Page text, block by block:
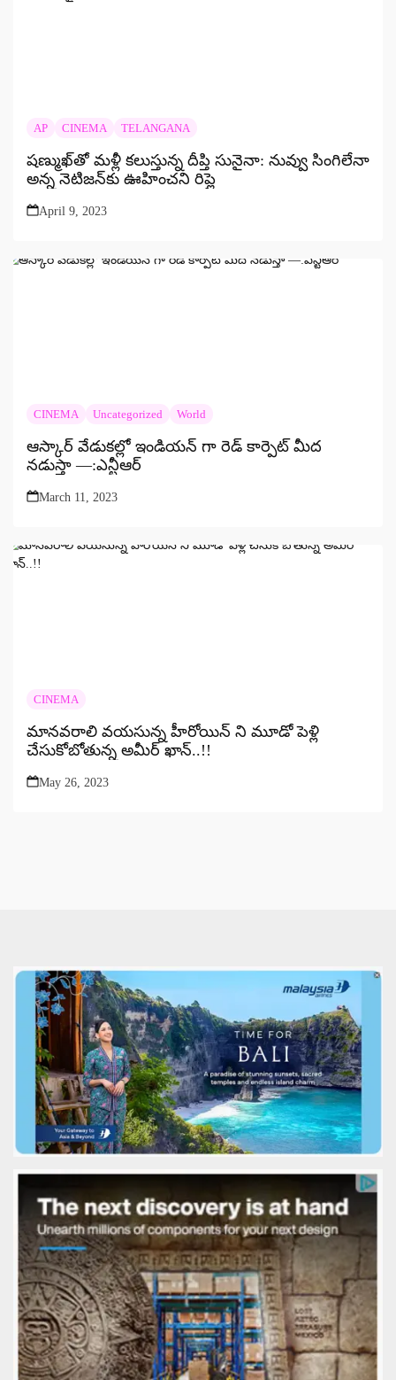
AP CINEMA TELANGANA
షణ్ముఖ్‌తో మళ్లీ కలుస్తున్న దీప్తి సునైనా: నువ్వు సింగిలేనా
అన్న నెటిజన్‌కు ఊహించని రిప్లై
April 9, 2023
CINEMA Uncategorized World
ఆస్కార్ వేడుకల్లో ఇండియన్ గా రెడ్ కార్పెట్ మీద
నడుస్తా —:ఎన్టీఆర్
March 11, 2023
CINEMA
మానవరాలి వయసున్న హీరోయిన్ ని మూడో పెళ్లి
చేసుకోబోతున్న అమీర్ ఖాన్..!!
May 26, 2023